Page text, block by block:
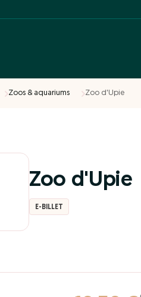
Zoos & aquariums Zoo d'Upie
Zoo d'Upie
E-BILLET